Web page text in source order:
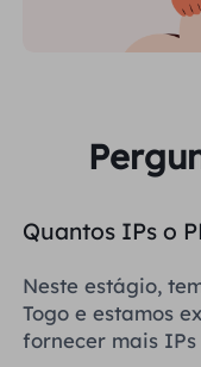
Quantos IPs o
Neste estágio,
Togo e estamos
fornecer mais